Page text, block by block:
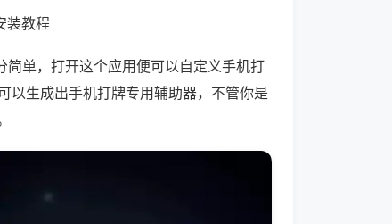
装教程
简单，打开这个应用便可以自定义手机打
以生成出手机打牌专用辅助器，不管你是